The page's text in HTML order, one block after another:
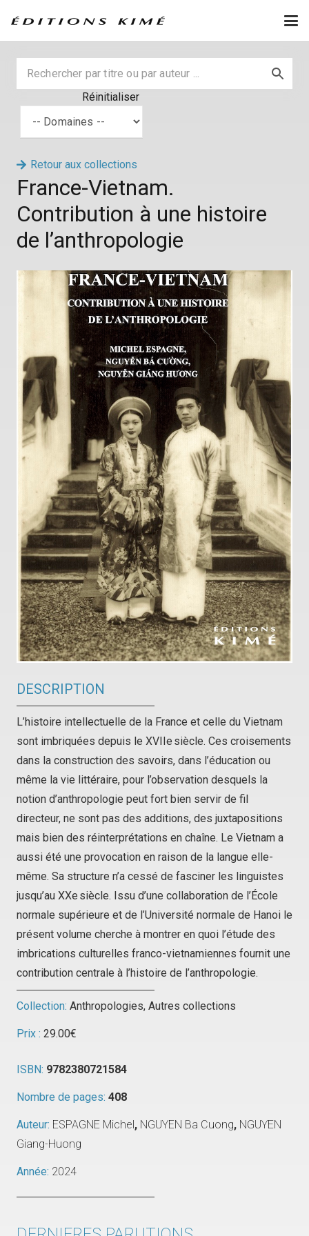
Réinitialiser
Retour aux collections
France-Vietnam.
Contribution à une histoire
de l’anthropologie
DESCRIPTION
L’histoire intellectuelle de la France et celle du Vietnam
sont imbriquées depuis le XVIIe siècle. Ces croisements
dans la construction des savoirs, dans l’éducation ou
même la vie littéraire, pour l’observation desquels la
notion d’anthropologie peut fort bien servir de fil
directeur, ne sont pas des additions, des juxtapositions
mais bien des réinterprétations en chaîne. Le Vietnam a
aussi été une provocation en raison de la langue elle-
même. Sa structure n’a cessé de fasciner les linguistes
jusqu’au XXe siècle. Issu d’une collaboration de l’École
normale supérieure et de l’Université normale de Hanoi le
présent volume cherche à montrer en quoi l’étude des
imbrications culturelles franco-vietnamiennes fournit une
contribution centrale à l’histoire de l’anthropologie.
Collection: Anthropologies, Autres collections
Prix : 29.00€
ISBN: 9782380721584
Nombre de pages: 408
Auteur: ESPAGNE Michel, NGUYEN Ba Cuong, NGUYEN
Giang-Huong
Année: 2024